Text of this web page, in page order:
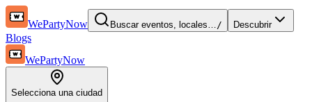
WePartyNow Buscar eventos, locales…/ Descubrir
Blogs
WePartyNow
Selecciona una ciudad